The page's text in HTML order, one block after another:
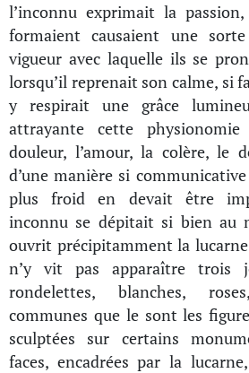
l’inconnu exprimait la
formaient causaient une
vigueur avec laquelle ils se
lorsqu’il reprenait son calme, si
y respirait une grâce
attrayante cette
douleur, l’amour, la colère, le
d’une manière si
plus froid en devait être
inconnu se dépitait si bien au
ouvrit précipitamment la lucarne
n’y vit pas apparaître trois
rondelettes, blanches,
communes que le sont les
sculptées sur certains
faces, encadrées par la